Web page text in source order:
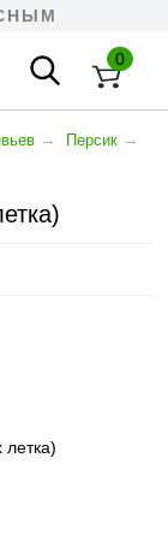
0
→ Персик →